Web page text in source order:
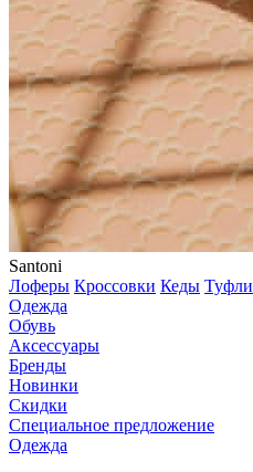
Santoni
Лоферы Кроссовки Кеды Туфли
Одежда
Обувь
Аксессуары
Бренды
Новинки
Скидки
Специальное предложение
Одежда